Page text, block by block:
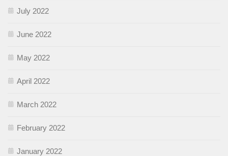
July 2022
June 2022
May 2022
April 2022
March 2022
February 2022
January 2022